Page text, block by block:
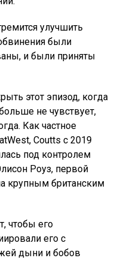
улучшить
были
и были приняты
этот эпизод, когда
не чувствует,
Как частное
Coutts с 2019
под контролем
Роуз, первой
крупным британским
чтобы его
его с
дыни и бобов